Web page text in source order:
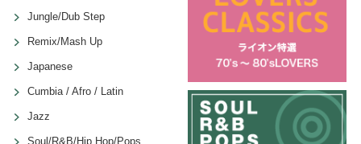
Jungle/Dub Step
Remix/Mash Up
Japanese
Cumbia / Afro / Latin
Jazz
Soul/R&B/Hip Hop/Pops